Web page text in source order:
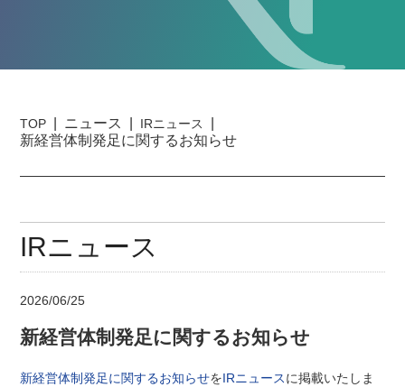
TOP ニュース IRニュース
新経営体制発足に関するお知らせ
IRニュース
2026/06/25
新経営体制発足に関するお知らせ
新経営体制発足に関するお知らせをIRニュースに掲載いたしま